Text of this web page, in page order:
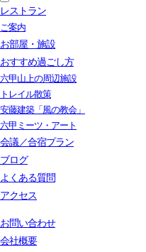
レストラン
ご案内
お部屋・施設
おすすめ過ごし方
六甲山上の周辺施設
トレイル散策
安藤建築「風の教会」
六甲ミーツ・アート
会議／合宿プラン
ブログ
よくある質問
アクセス
お問い合わせ
会社概要